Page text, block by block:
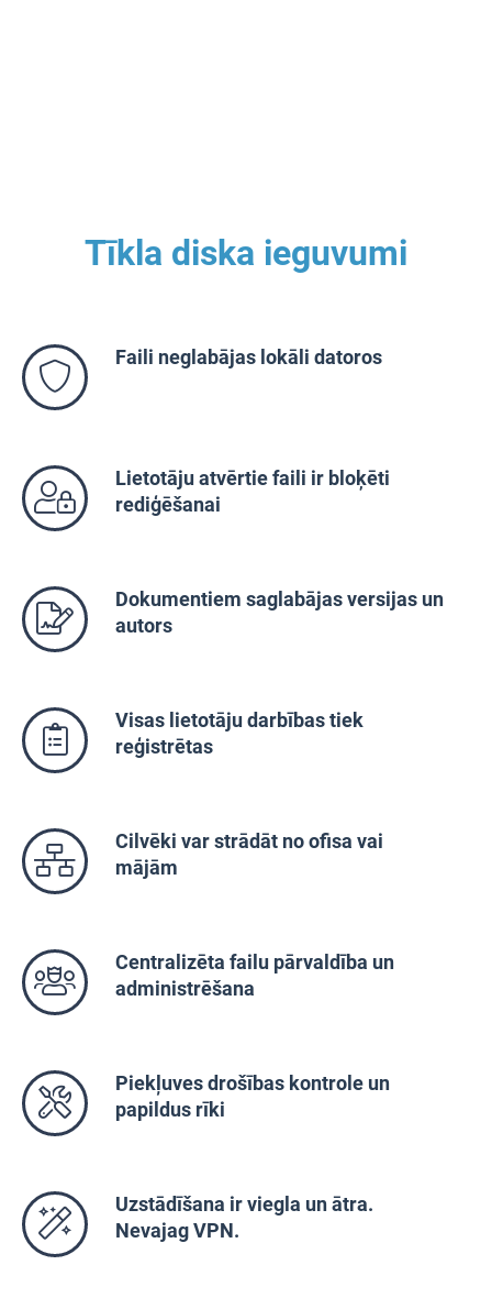
Tīkla diska ieguvumi
Faili neglabājas lokāli datoros
Lietotāju atvērtie faili ir bloķēti
rediģēšanai
Dokumentiem saglabājas versijas un
autors
Visas lietotāju darbības tiek
reģistrētas
Cilvēki var strādāt no ofisa vai
mājām
Centralizēta failu pārvaldība un
administrēšana
Piekļuves drošības kontrole un
papildus rīki
Uzstādīšana ir viegla un ātra.
Nevajag VPN.